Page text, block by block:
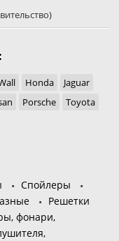
Honda
Jaguar
Porsche
Toyota
Спойлеры
Решетки
фонари,